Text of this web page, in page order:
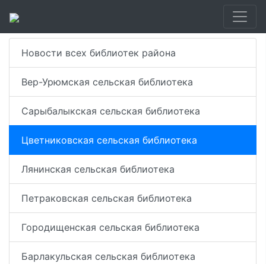
Новости всех библиотек района
Вер-Урюмская сельская библиотека
Сарыбалыкская сельская библиотека
Цветниковская сельская библиотека
Лянинская сельская библиотека
Петраковская сельская библиотека
Городищенская сельская библиотека
Барлакульская сельская библиотека